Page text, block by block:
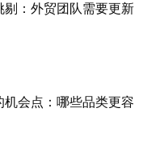
剔：外贸团队需要更新
会点：哪些品类更容